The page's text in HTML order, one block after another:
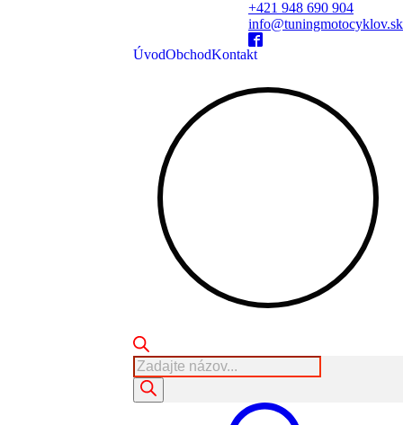
+421 948 690 904
info@tuningmotocyklov.sk
ÚvodObchodKontakt
Products
search